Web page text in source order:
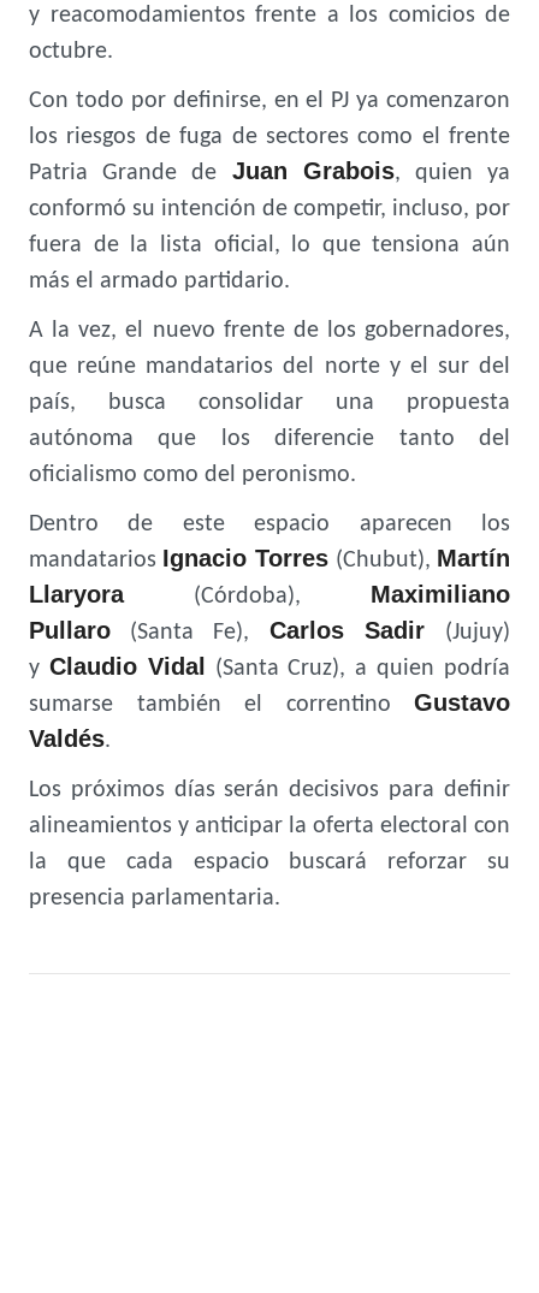
y reacomodamientos frente a los comicios de
octubre.
Con todo por definirse, en el PJ ya comenzaron
los riesgos de fuga de sectores como el frente
Patria Grande de Juan Grabois, quien ya
conformó su intención de competir, incluso, por
fuera de la lista oficial, lo que tensiona aún
más el armado partidario.
A la vez, el nuevo frente de los gobernadores,
que reúne mandatarios del norte y el sur del
país, busca consolidar una propuesta
autónoma que los diferencie tanto del
oficialismo como del peronismo.
Dentro de este espacio aparecen los
mandatarios Ignacio Torres (Chubut), Martín
Llaryora(Córdoba), Maximiliano
Pullaro (Santa Fe), Carlos Sadir (Jujuy)
y Claudio Vidal
(Santa Cruz), a quien podría
sumarse también el correntino Gustavo
Valdés.
Los próximos días serán decisivos para definir
alineamientos y anticipar la oferta electoral con
la que cada espacio buscará reforzar su
presencia parlamentaria.